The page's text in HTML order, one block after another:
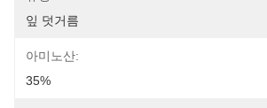
잎 덧거름
아미노산:
35%